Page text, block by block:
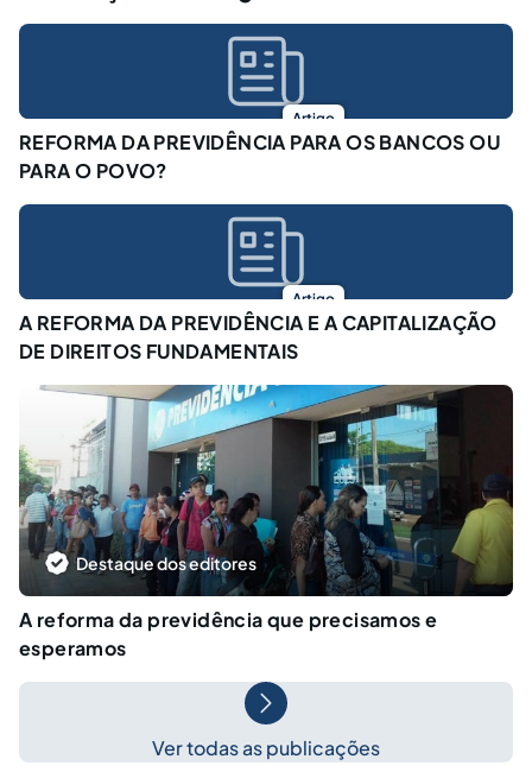
Artigo
REFORMA DA PREVIDÊNCIA PARA OS BANCOS OU
PARA O POVO?
Artigo
A REFORMA DA PREVIDÊNCIA E A CAPITALIZAÇÃO
DE DIREITOS FUNDAMENTAIS
Destaque dos editores
A reforma da previdência que precisamos e
esperamos
Ver todas as publicações